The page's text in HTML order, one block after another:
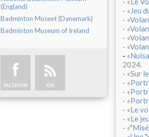
(England)
Badminton Museet (Danemark)
Badminton Museum of Ireland
FACEBOOK RSS
- «Jeu
- «
- «
- «
- «
- «
2024.
- «Sur
- «
- «
- «
- «Le
- «Le
- «